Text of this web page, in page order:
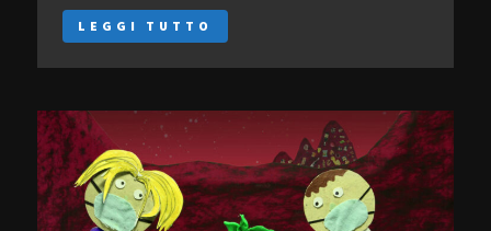
LEGGI TUTTO